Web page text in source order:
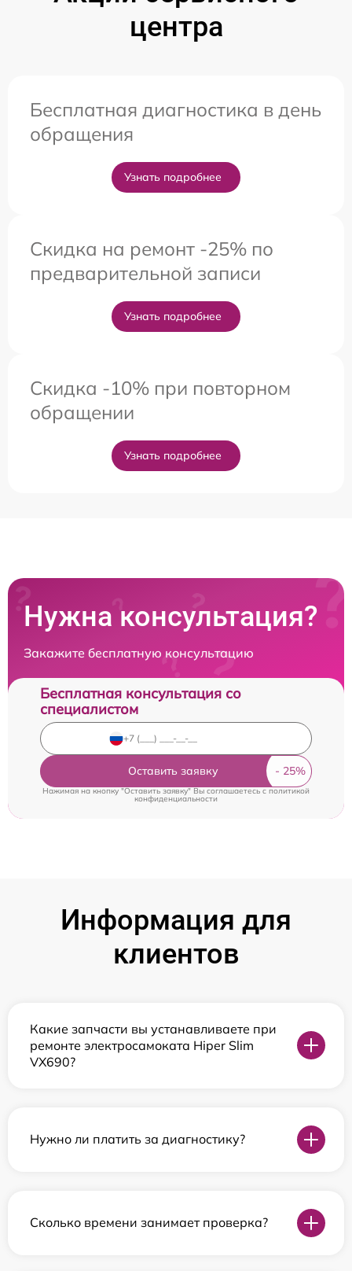
центра
Бесплатная диагностика в день
обращения
Узнать подробнее
Скидка на ремонт -25% по
предварительной записи
Узнать подробнее
Скидка -10% при повторном
обращении
Узнать подробнее
Нужна консультация?
Закажите бесплатную консультацию
Бесплатная консультация со
специалистом
Оставить заявку
Нажимая на кнопку "Оставить заявку" Вы соглашаетесь cполитикой
конфиденциальности
Информация для
клиентов
Какие запчасти вы устанавливаете при
ремонте электросамоката Hiper Slim
VX690?
Нужно ли платить за диагностику?
Сколько времени занимает проверка?